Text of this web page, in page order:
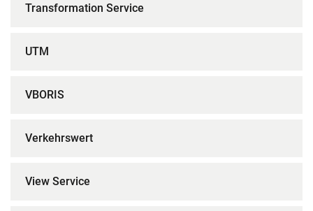
Transformation Service
UTM
VBORIS
Verkehrswert
View Service